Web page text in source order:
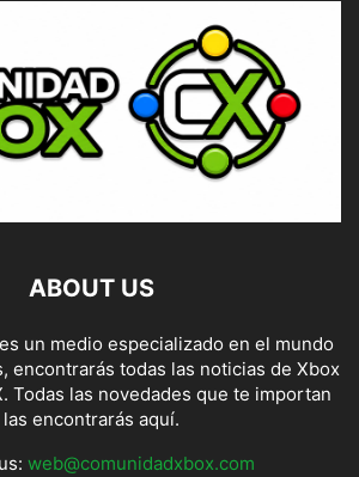
ABOUT US
un medio especializado en el mundo
encontrarás todas las noticias de Xbox
Todas las novedades que te importan
las encontrarás aquí.
web@comunidadxbox.com